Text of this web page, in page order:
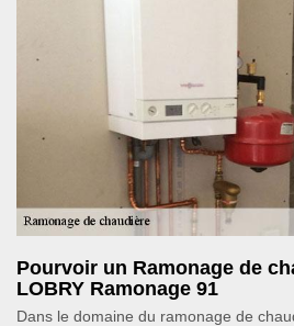
Pourvoir un Ramonage de
LOBRY Ramonage 91
Dans le domaine du ramonage de